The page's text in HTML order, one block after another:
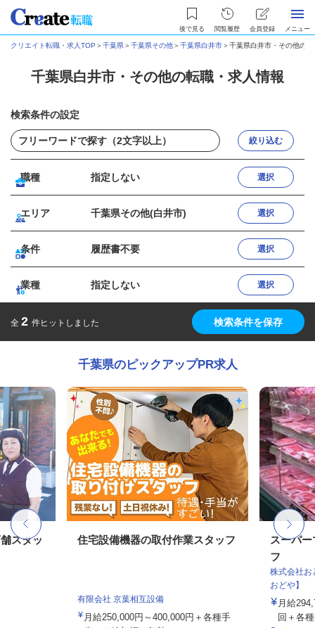
後で見る 閲覧履歴 会員登録 メニュー
クリエイト転職・求人TOP ＞千葉県＞千葉県その他＞千葉県白井市＞千葉県白井市・その他の
千葉県白井市・その他の転職・求人情報
検索条件の設定
絞り込む
職種 指定しない 選択
エリア 千葉県その他(白井市) 選択
条件 履歴書不要 選択
業種 指定しない 選択
全 2 件ヒットしました 検索条件を保存
千葉県のピックアップPR求人
スタッ 住宅設備機器の取付作業スタッフ
有限会社 京葉相互設備
月給250,000円～400,000円＋各種手
スーパ
フ
株式会社
おどや】
月給
回＋各